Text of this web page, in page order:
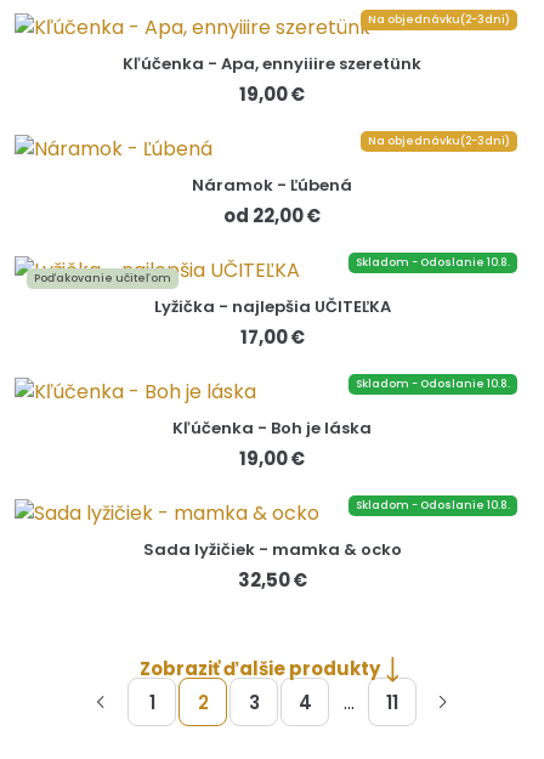
Na objednávku(2-3dni)
Kľúčenka - Apa, ennyiiire szeretünk
19,00 €
Na objednávku(2-3dni)
Náramok - Ľúbená
od 22,00 €
Poďakovanie učiteľom
Skladom - Odoslanie 10.8.
Lyžička - najlepšia UČITEĽKA
17,00 €
Skladom - Odoslanie 10.8.
Kľúčenka - Boh je láska
19,00 €
Skladom - Odoslanie 10.8.
Sada lyžičiek - mamka & ocko
32,50 €
1 2 3 4 ... 11
Zobraziť ďalšie produkty